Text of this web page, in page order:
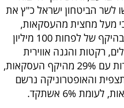
לשר הביטחון ישראל כ"ץ את
מעל מחצית מהעסקאות,
כ-53%, הן מגה-עסקאות בהיקף של לפחות 100 מיליון
רקטות והגנה אווירית
המשיכו להוביל את המכירות עם 29% מהיקף העסקאות,
והאופטרוניקה נרשם